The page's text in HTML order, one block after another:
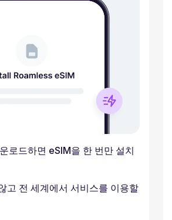
로드하면 eSIM을 한 번만 설치
고 전 세계에서 서비스를 이용할